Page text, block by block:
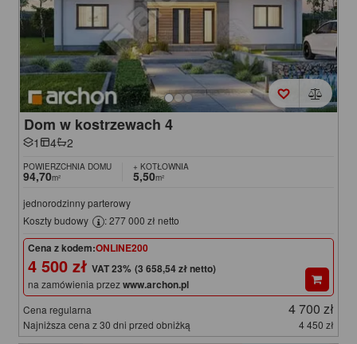
Dom w kostrzewach 4
1 4 2
POWIERZCHNIA DOMU
94,70m²
+ KOTŁOWNIA
5,50m²
jednorodzinny parterowy
Koszty budowy
: 277 000 zł netto
Cena z kodem:ONLINE200
4 500 zł (3 658,54 zł netto)
na zamówienia przezwww.archon.pl
Cena regularna 4 700 zł
Najniższa cena z 30 dni przed obniżką 4 450 zł